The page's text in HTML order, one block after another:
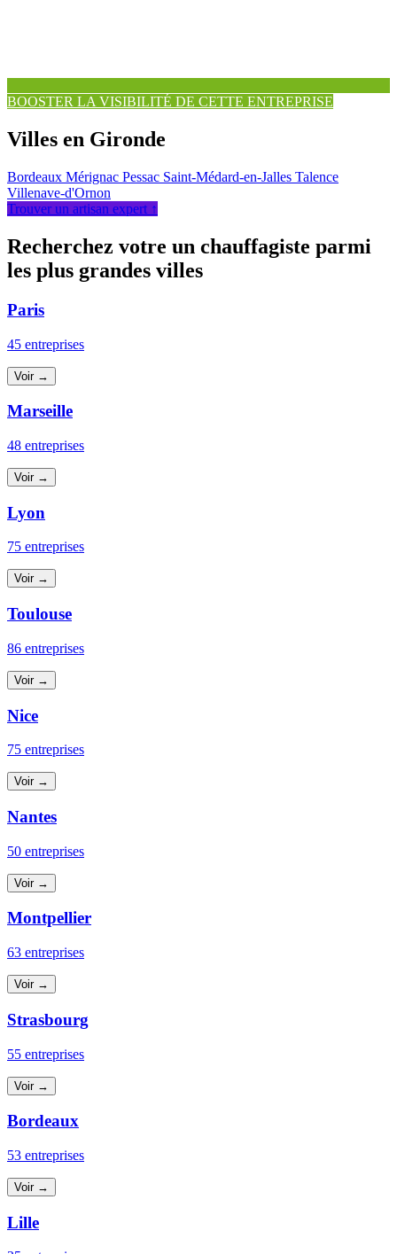
BOOSTER LA VISIBILITÉ DE CETTE ENTREPRISE
Villes en Gironde
Bordeaux Mérignac Pessac Saint-Médard-en-Jalles Talence
Villenave-d'Ornon
Trouver un artisan expert ↑
Recherchez votre un chauffagiste parmi
les plus grandes villes
Paris
45 entreprises
Voir →
Marseille
48 entreprises
Voir →
Lyon
75 entreprises
Voir →
Toulouse
86 entreprises
Voir →
Nice
75 entreprises
Voir →
Nantes
50 entreprises
Voir →
Montpellier
63 entreprises
Voir →
Strasbourg
55 entreprises
Voir →
Bordeaux
53 entreprises
Voir →
Lille